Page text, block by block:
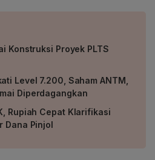
Konstruksi Proyek PLTS
Level 7.200, Saham ANTM,
Diperdagangkan
Rupiah Cepat Klarifikasi
Dana Pinjol